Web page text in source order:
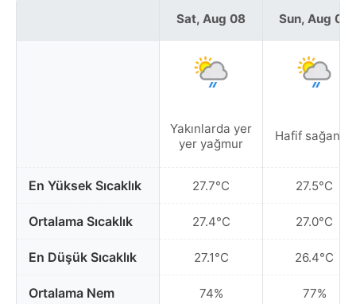
En Yüksek Sıcaklık
Ortalama Sıcaklık
En Düşük Sıcaklık
Ortalama Nem
Sat, Aug 08
Yakınlarda yer
yer yağmur
27.7°C
27.4°C
27.1°C
74%
Sun, Aug 09
Hafif sağanak
27.5°C
27.0°C
26.4°C
77%